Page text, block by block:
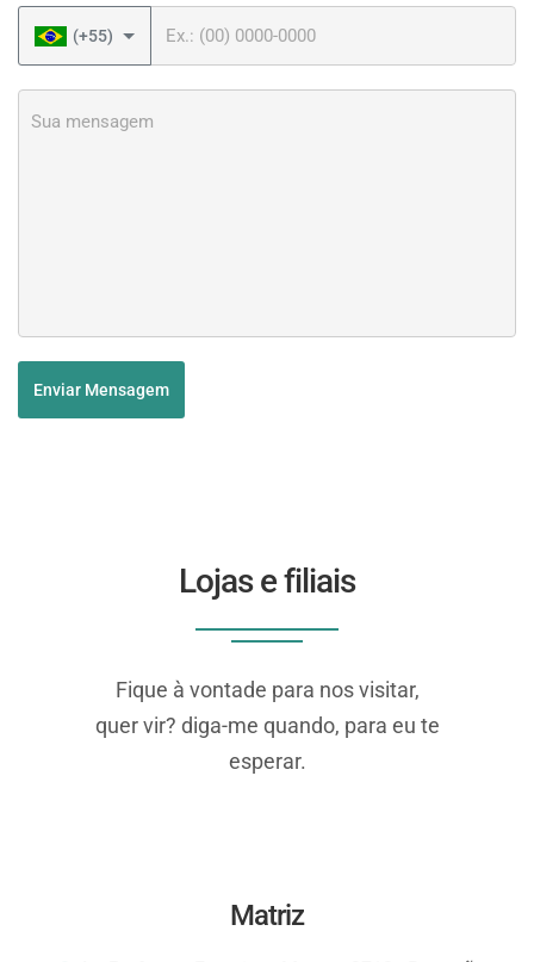
(+55)
Enviar Mensagem
Lojas e filiais
Fique à vontade para nos visitar,
quer vir? diga-me quando, para eu te
esperar.
Matriz